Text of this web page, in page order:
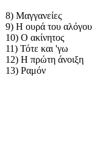
8) Μαγγανείες
9) Η ουρά του αλόγου
10) Ο ακίνητος
11) Τότε και 'γω
12) Η πρώτη άνοιξη
13) Ραμόν